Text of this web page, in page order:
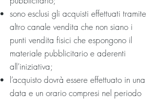
sono esclusi gli acquisti effettuati tramite
altro canale vendita che non siano i
punti vendita fisici che espongono il
materiale pubblicitario e aderenti
all’iniziativa;
l’acquisto dovrà essere effettuato in una
data e un orario compresi nel periodo